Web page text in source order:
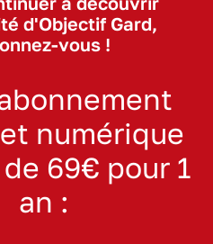
d'Objectif Gard,
vous !
numérique
69€ pour 1
an :